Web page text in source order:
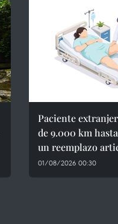
Paciente
de 9.000 km
un reemplazo
01/08/2026 00:30